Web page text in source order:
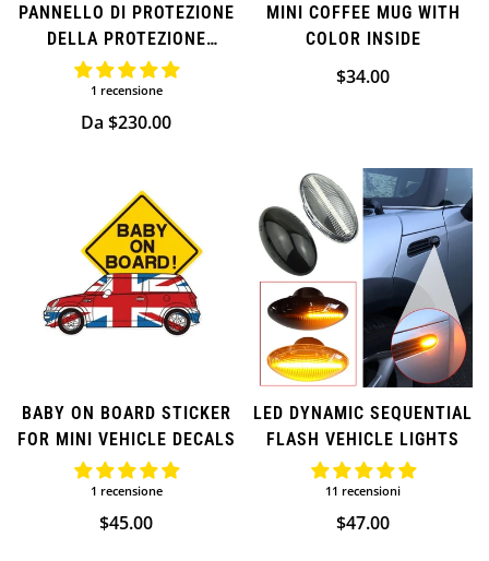
PANNELLO DI PROTEZIONE
DELLA PROTEZIONE
POSTERIORE PER MINI
COOPER
1 recensione
Prezzo
Da $230.00
MINI COFFEE MUG WITH
COLOR INSIDE
Prezzo
$34.00
BABY ON BOARD STICKER
FOR MINI VEHICLE DECALS
1 recensione
Prezzo
$45.00
LED DYNAMIC SEQUENTIAL
FLASH VEHICLE LIGHTS
11 recensioni
Prezzo
$47.00